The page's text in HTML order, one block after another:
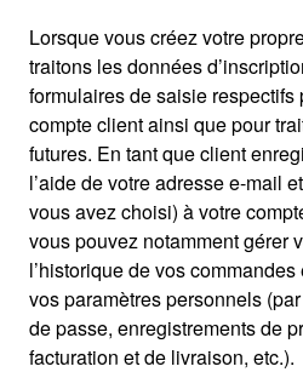
Lorsque vous créez votre
traitons les données
formulaires de saisie respectifs
compte client ainsi que pour
futures. En tant que client
l’aide de votre adresse e-mail
vous avez choisi) à votre
vous pouvez notamment gérer
l’historique de vos
vos paramètres personnels
de passe, enregistrements de
facturation et de livraison, etc.).